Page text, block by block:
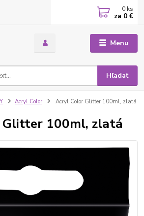
Menu
Hľadať
0 ks
za 0 €
Acryl Color Acryl Color Glitter 100ml, zlatá
100ml, zlatá